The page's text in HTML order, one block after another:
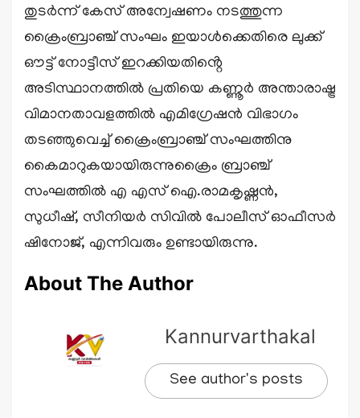
തുടർന്ന് കേസ് അന്വേഷണം നടത്തുന്ന
ക്രൈംബ്രാഞ്ച് സംഘം ഇയാൾക്കെതിരെ ലുക്ക്
ഔട്ട് നോട്ടീസ് ഇറക്കിയതിൻ്റെ
അടിസ്ഥാനത്തിൽ പ്രതിയെ കണ്ണൂർ അന്താരാഷ്ട്ര
വിമാനതാവളത്തിൽ എമിഗ്രേഷൻ വിഭാഗം
തടഞ്ഞുവെച്ച് ക്രൈംബ്രാഞ്ച് സംഘത്തിനു
കൈമാറുകയായിരുന്നുക്രൈം ബ്രാഞ്ച്
സംഘത്തിൽ എ എസ് ഐ.രാമകൃഷ്ണൻ,
സുധീഷ്, സീനിയർ സിവിൽ പോലീസ് ഓഫീസർ
ഷിനോജ്, എന്നിവരും ഉണ്ടായിരുന്നു.
About The Author
Kannurvarthakal
See author's posts